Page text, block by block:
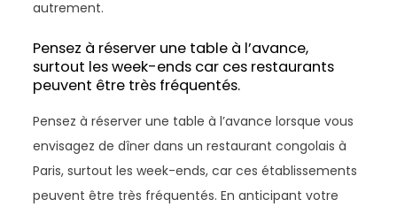
autrement.
Pensez à réserver une table à l’avance,
surtout les week-ends car ces restaurants
peuvent être très fréquentés.
Pensez à réserver une table à l’avance lorsque vous
envisagez de dîner dans un restaurant congolais à
Paris, surtout les week-ends, car ces établissements
peuvent être très fréquentés. En anticipant votre